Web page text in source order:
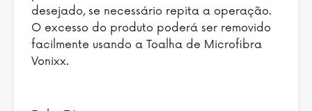
desejado, se necessário repita a operação.
O excesso do produto poderá ser removido
facilmente usando a Toalha de Microfibra
Vonixx.